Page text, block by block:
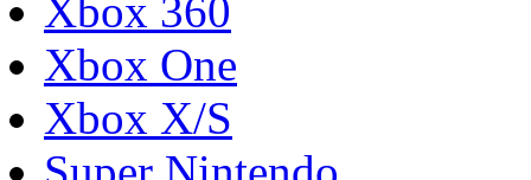
Xbox 360
Xbox One
Xbox X/S